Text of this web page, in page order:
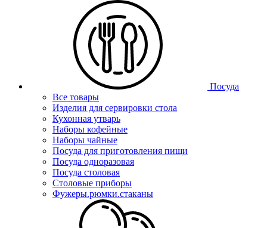
Посуда
Все товары
Изделия для сервировки стола
Кухонная утварь
Наборы кофейные
Наборы чайные
Посуда для приготовления пищи
Посуда одноразовая
Посуда столовая
Столовые приборы
Фужеры.рюмки.стаканы